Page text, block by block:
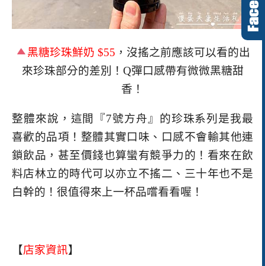
黑糖珍珠鮮奶 $55 ，沒搖之前應該可以看的出
來珍珠部分的差別！ Q彈口感帶有微微黑糖甜
香！
整體來說，這間
『7號方舟』的珍珠系列是我最
喜歡的品項！整體其實口味、口感不會輸其他連
鎖飲品，甚至價錢也算蠻有競爭力的！看來在飲
料店林立的時代可以亦立不搖二、三十年也不是
白幹的！很值得來上一杯品嚐看看喔！
【店家資訊】